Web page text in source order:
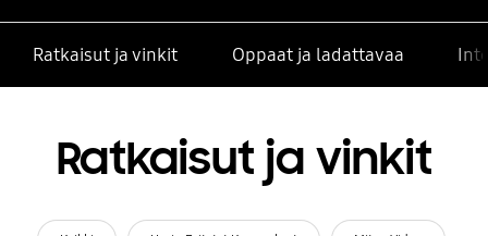
Ratkaisut ja vinkit Oppaat ja ladattavaa
Ratkaisut ja vinkit